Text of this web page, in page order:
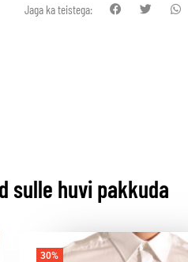
Jaga ka teistega:
sulle huvi pakkuda
30%